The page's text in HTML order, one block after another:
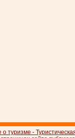
о туризме -